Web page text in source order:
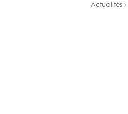
Actualités